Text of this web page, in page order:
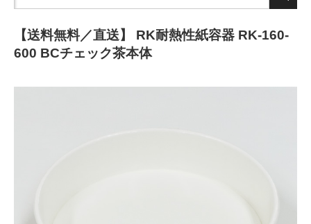
【送料無料／直送】 RK耐熱性紙容器 RK-160-
600 BCチェック茶本体